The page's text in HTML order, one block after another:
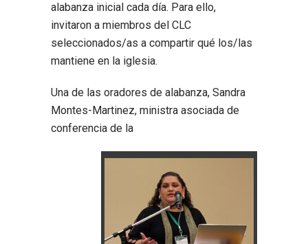
alabanza inicial cada día. Para ello,
invitaron a miembros del CLC
seleccionados/as a compartir qué los/las
mantiene en la iglesia.
Una de las oradores de alabanza, Sandra
Montes-Martinez, ministra asociada de
conferencia de la